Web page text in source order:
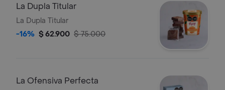
La Dupla Titular
La Dupla Titular
-16% $ 62.900 $ 75.000
La Ofensiva Perfecta